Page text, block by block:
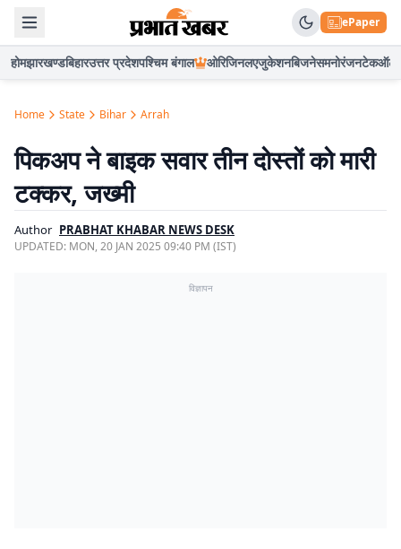
ePaper
होमझारखण्डबिहारउत्तर प्रदेशपश्चिम बंगाल ओरिजिनलएजुकेशनबिजनेसमनोरंजनटेकऑटो
Home State Bihar Arrah
पिकअप ने बाइक सवार तीन दोस्तों को मारी
टक्कर, जख्मी
Author PRABHAT KHABAR NEWS DESK
UPDATED: MON, 20 JAN 2025 09:40 PM (IST)
विज्ञापन